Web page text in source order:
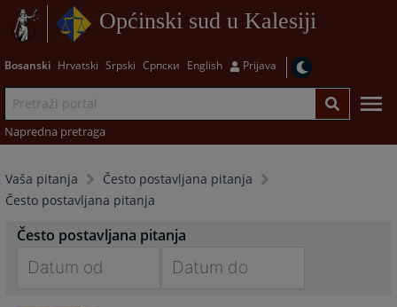
Općinski sud u Kalesiji
Bosanski Hrvatski Srpski Српски English Prijava
Napredna pretraga
Vaša pitanja
Često postavljana pitanja
Često postavljana pitanja
Često postavljana pitanja